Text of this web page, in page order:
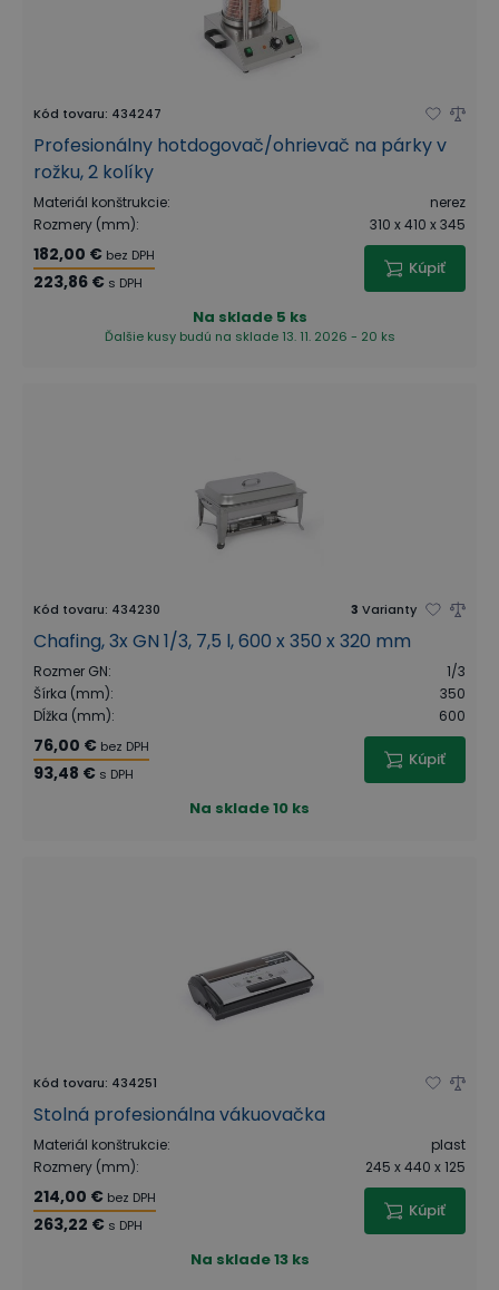
Kód tovaru: 434247
Profesionálny hotdogovač/ohrievač na párky v
rožku, 2 kolíky
Materiál konštrukcie:
nerez
Rozmery (mm): 310 x 410 x 345
182,00 € bez DPH
223,86 € s DPH
Kúpiť
Na sklade 5 ks
Ďalšie kusy budú na sklade 13. 11. 2026 - 20 ks
Kód tovaru: 434230 3 Varianty
Chafing, 3x GN 1/3, 7,5 l, 600 x 350 x 320 mm
Rozmer GN:
1/3
Šírka (mm):
350
Dĺžka (mm): 600
76,00 € bez DPH
93,48 € s DPH
Kúpiť
Na sklade10 ks
Kód tovaru: 434251
Stolná profesionálna vákuovačka
Materiál konštrukcie:
plast
Rozmery (mm): 245 x 440 x 125
214,00 € bez DPH
263,22 € s DPH
Kúpiť
Na sklade13 ks